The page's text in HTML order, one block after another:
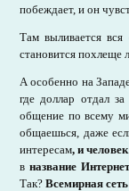
побеждает, и он
Там выливается вся
становится похлеще
А особенно на
где доллар отдал
общение по всему
общаешься, даже
интересам, и
в название
Так? Всемирная